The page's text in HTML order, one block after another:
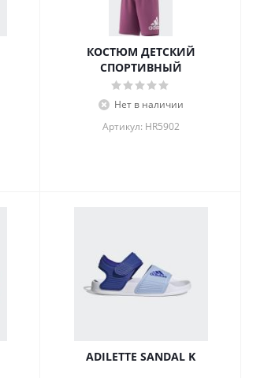
КОСТЮМ ДЕТСКИЙ
СПОРТИВНЫЙ
Нет в наличии
Артикул: HR5902
ADILETTE SANDAL K